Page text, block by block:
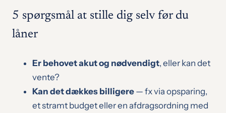
5 spørgsmål at stille dig selv før du
låner
Er behovet akut og nødvendigt, eller kan det
vente?
Kan det dækkes billigere — fx via opsparing,
et stramt budget eller en afdragsordning med